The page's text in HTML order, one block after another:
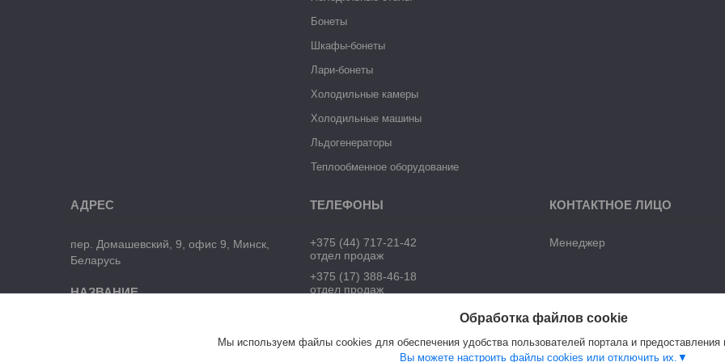
Бонеты
Шкафы-бонеты
Лари-бонеты
Холодильные камеры
Холодильные машины
Льдогенераторы
Теплообменное оборудование
пер. Домашевский, 9, офис 9, Минск,
Беларусь
+375 (44) 717-21-42
отдел продаж
+375 (17) 388-46-18
отдел продаж
Менеджер
Обработка файлов cookie
Мы используем файлы cookies для обеспечения удобства пользователей портала и предоставления
Вы можете настроить файлы cookies или отключить их.